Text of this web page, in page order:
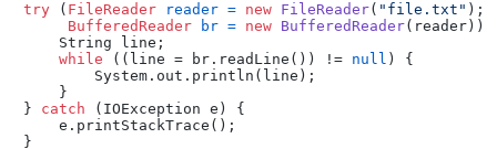
try ( FileReader reader = new FileReader( "file.txt" );
BufferedReader
br = new BufferedReader(reader))
    String line;
while ((line = br.readLine()) != null ) {
        System.out.println(line);
    }
} catch (IOException e) {
    e.printStackTrace();